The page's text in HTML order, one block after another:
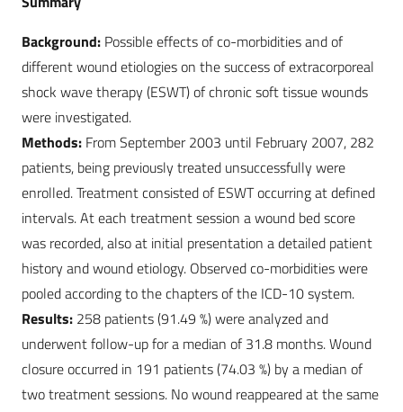
Background: Possible effects of co-morbidities and of
different wound etiologies on the success of extracorporeal
shock wave therapy (ESWT) of chronic soft tissue wounds
were investigated.
Methods: From September 2003 until February 2007, 282
patients, being previously treated unsuccessfully were
enrolled. Treatment consisted of ESWT occurring at defined
intervals. At each treatment session a wound bed score
was recorded, also at initial ­pre­sentation a detailed patient
history and wound etiology. Observed co-morbidities were
pooled according to the chapters of the ICD-10 system.
Results: 258 patients (91.49 %) were analyzed and
underwent follow-up for a median of 31.8 months. Wound
closure occurred in 191 patients (74.03 %) by a median of
two treatment sessions. No wound reappeared at the same